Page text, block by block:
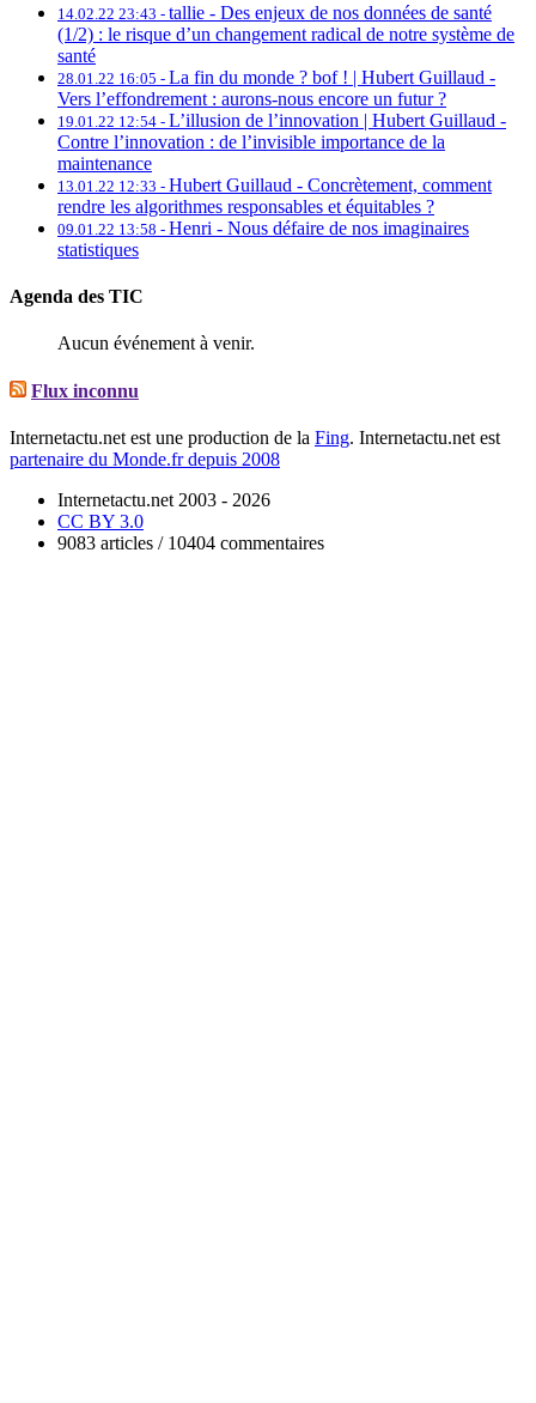
14.02.22 23:43 - tallie - Des enjeux de nos données de santé
(1/2) : le risque d’un changement radical de notre système de
santé
28.01.22 16:05 - La fin du monde ? bof ! | Hubert Guillaud -
Vers l’effondrement : aurons-nous encore un futur ?
19.01.22 12:54 - L’illusion de l’innovation | Hubert Guillaud -
Contre l’innovation : de l’invisible importance de la
maintenance
13.01.22 12:33 - Hubert Guillaud - Concrètement, comment
rendre les algorithmes responsables et équitables ?
09.01.22 13:58 - Henri - Nous défaire de nos imaginaires
statistiques
Agenda des TIC
Aucun événement à venir.
Flux inconnu
Internetactu.net est une production de la Fing. Internetactu.net est
partenaire du Monde.fr depuis 2008
Internetactu.net 2003 - 2026
CC BY 3.0
9083 articles / 10404 commentaires